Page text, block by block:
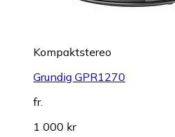
Kompaktstereo
Grundig GPR1270
fr.
1 000 kr